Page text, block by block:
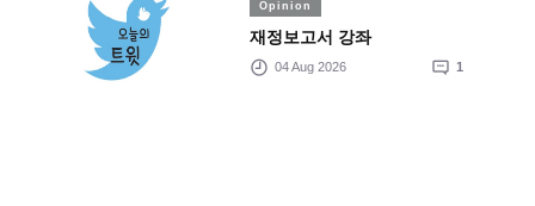
Opinion
재정보고서 강좌
04 Aug 2026 1